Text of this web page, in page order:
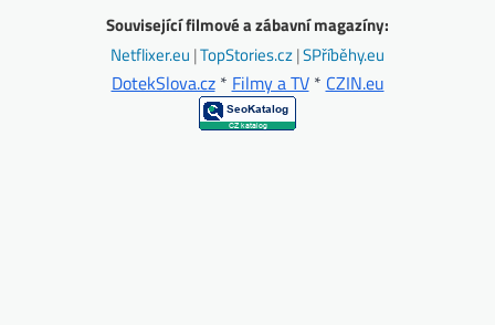
Související filmové a zábavní magazíny:
Netflixer.eu |TopStories.cz|SPříběhy.eu
DotekSlova.cz* Filmy a TV* CZIN.eu